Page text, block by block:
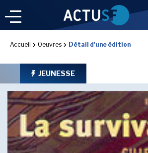
NOSRUBRIQUES
Accueil Oeuvres Détail d'une édition
JEUNESSE